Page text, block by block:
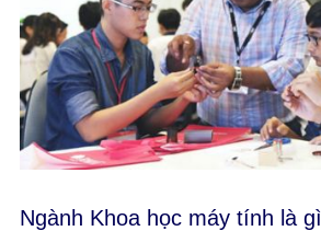
Ngành Khoa học máy tính là gì